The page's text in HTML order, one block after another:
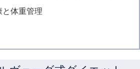
と体重管理